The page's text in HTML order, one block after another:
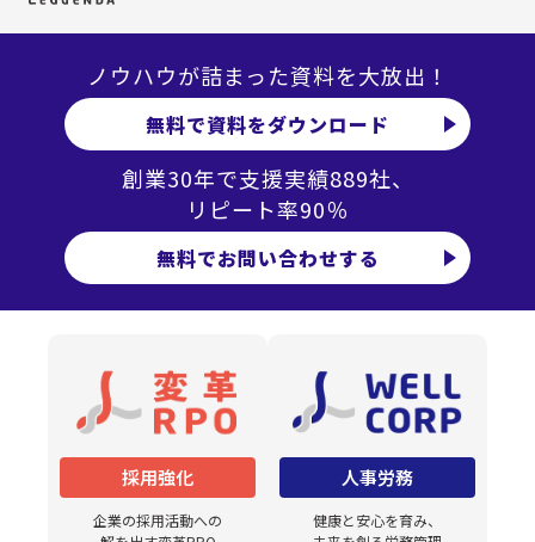
ノウハウが詰まった資料を大放出！
無料で資料をダウンロード
創業30年で支援実績889社、
リピート率90％
無料でお問い合わせする
採用強化
企業の採用活動への
人事労務
健康と安心を育み、
この結果から、多様な人材を1つの人物像にまとめるこ
とは難しいと考え、求める人物像をタイプ別に分けて、
バランスよく採用することを目標としました。
続いて、情報発信設計に着手しました。タイプが異なる
人材を採用するためには、情報のバリエーションが必要
と考えました。一方で、総合職採用なので、会社として
一貫したメッセージが必要でした。
そこで、レジェンダと今までのインタビュー内容や当社
が成長してきた経緯などから一貫したメッセージについ
仕事の幅が広いこと」を強みとして打ち出すことにしま
した。この強みを、各選考プロセスで、見せ方を変えな
がら繰り返し伝えていくことで、学生に興味を持っても
らおうとしました。